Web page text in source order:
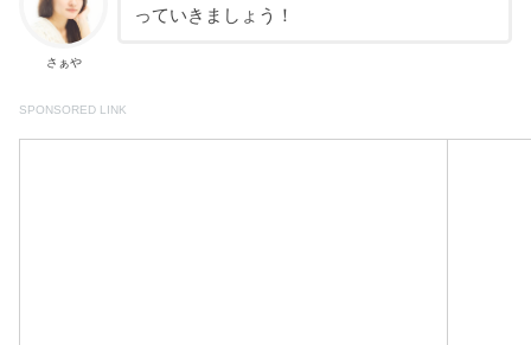
さぁや
っていきましょう！
SPONSORED LINK